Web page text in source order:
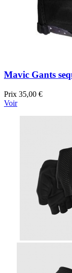
Mavic Gants
Prix 35,00 €
Voir